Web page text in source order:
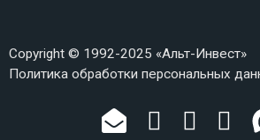
Copyright © 1992-2025 «Альт-Инвест»
Политика обработки персональных